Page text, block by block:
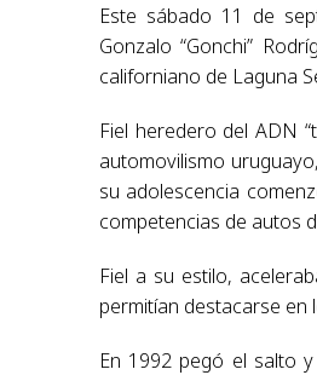
Este sábado 11 de
Gonzalo “Gonchi”
californiano de Laguna
Fiel heredero del ADN
automovilismo
su adolescencia
competencias de autos
Fiel a su estilo,
permitían destacarse en
En 1992 pegó el salto